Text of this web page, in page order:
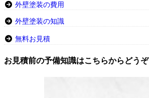
外壁塗装の費用
外壁塗装の知識
無料お見積
お見積前の予備知識はこちらからどうぞ